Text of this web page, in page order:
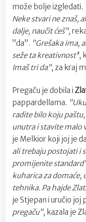
može bolje izgledati.
Neke stvari ne znaš,
dalje, naučit ćeš”,
”da”. ”Grešaka ima,
seže ta kreativnost’‘,
Imaš tri da”, za kraj
Pregaču je dobila i
pappardellama.
radite bilo koju
unutra i stavite malo
je Melkior koji joj je
ali trebaju postojati i
promijenite
kuharica za domaće,
tehnika. Pa hajde
je Stjepan i uručio joj
pregaču”, kazala je